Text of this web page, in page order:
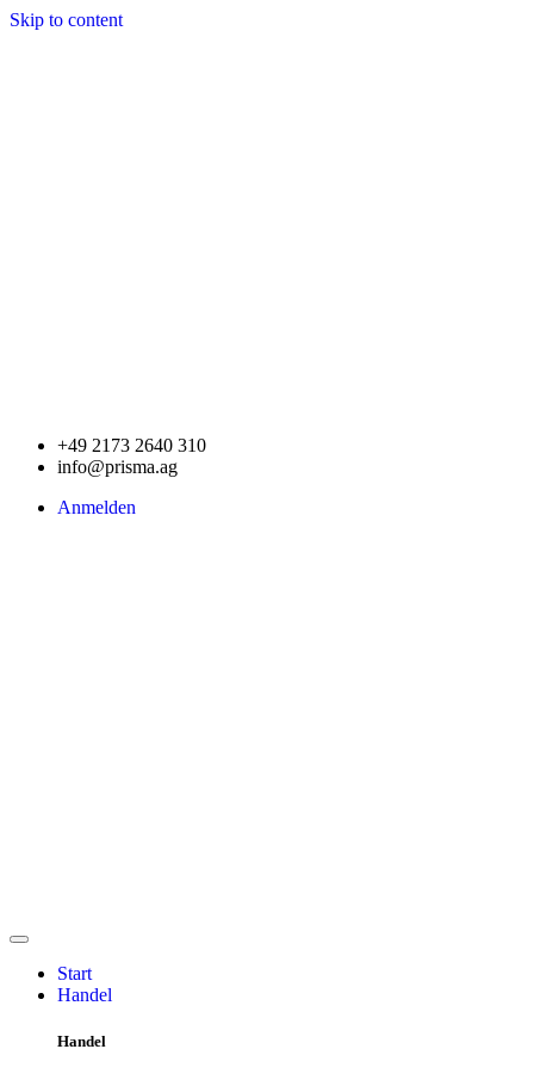
Skip to content
+49 2173 2640 310
info@prisma.ag
Anmelden
Start
Handel
Handel